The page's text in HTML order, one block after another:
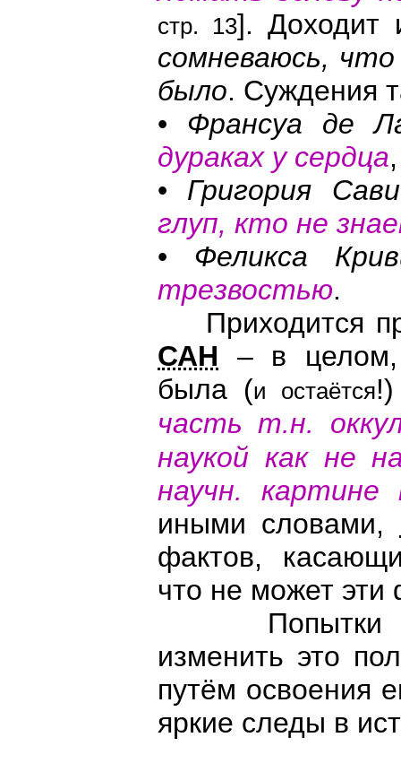
стр. 13]. Доходит
сомневаюсь,
было. Суждения
• Франсуа де
дураках у сердца,
• Григория
глуп, кто не
• Феликса
трезвостью.
Приходится
САН – в целом,
была (и остаётся
часть т.н.
наукой как не
научн. картине
иными словами,
фактов,
что не может эти
Попытки
изменить это
путём освоения
яркие следы в